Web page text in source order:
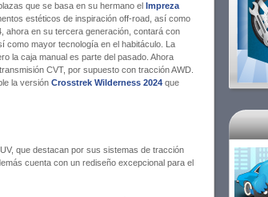
que se basa en su hermano el Impreza
estéticos de inspiración off-road, así como
ahora en su tercera generación, contará con
como mayor tecnología en el habitáculo. La
la caja manual es parte del pasado. Ahora
CVT, por supuesto con tracción AWD.
la versión Crosstrek Wilderness 2024 que
que destacan por sus sistemas de tracción
cuenta con un rediseño excepcional para el